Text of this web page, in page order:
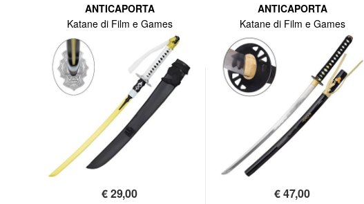
ANTICAPORTA
Katane di Film e Games
€29,00
ANTICAPORTA
Katane di Film e Games
€47,00